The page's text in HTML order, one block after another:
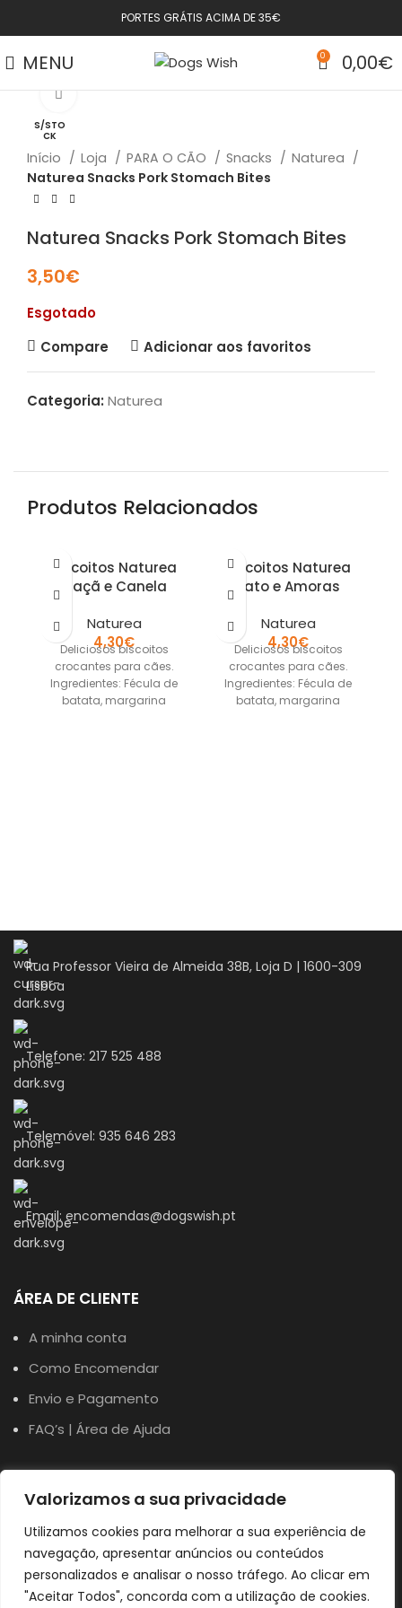
Valorizamos a sua privacidade
Utilizamos cookies para melhorar a sua experiência de
navegação, apresentar anúncios ou conteúdos
personalizados e analisar o nosso tráfego. Ao clicar em
"Aceitar Todos", concorda com a utilização de cookies.
PORTES GRÁTIS ACIMA DE 35€
MENU 0 0,00€
S/STO
CK
Click to enlarge
Início Loja PARA O CÃO Snacks
Naturea
Naturea Snacks Pork Stomach Bites
Naturea Snacks Pork Stomach Bites
3,50€
Esgotado
Compare
Adicionar aos favoritos
Categoria: Naturea
Produtos Relacionados
Biscoitos Naturea
Maçã e Canela
Naturea
4,30€
Deliciosos biscoitos
crocantes para cães.
Ingredientes: Fécula de
batata, margarina
Biscoitos Naturea
Pato e Amoras
Naturea
4,30€
Deliciosos biscoitos
crocantes para cães.
Ingredientes: Fécula de
batata, margarina
Rua Professor Vieira de Almeida 38B, Loja D | 1600-309
Lisboa
Telefone: 217 525 488
Telemóvel: 935 646 283
Email: encomendas@dogswish.pt
ÁREA DE CLIENTE
A minha conta
Como Encomendar
Envio e Pagamento
FAQ’s | Área de Ajuda
TERMOS
Política de Privacidade
Política de Cookies
Termos e Condições